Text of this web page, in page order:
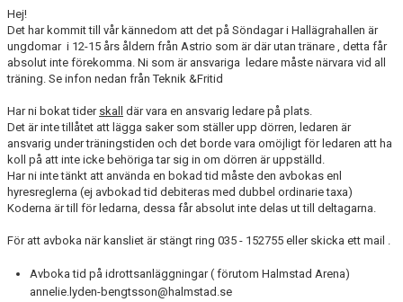
EKONOMIPOLICY
UTBILDNING
DOKUMENTBANK
LEDARGUIDER
FÖRSÄKRING FOLKSAM
Hej!
Det har kommit till vår kännedom att det på Söndagar i Hallägrahallen är
ungdomar i 12-15 års åldern från Astrio som är där utan tränare , detta får
absolut inte förekomma. Ni som är ansvariga ledare måste närvara vid all
träning. Se infon nedan från Teknik &Fritid
Har ni bokat tider skall
där vara en ansvarig ledare på plats.
Det är inte tillåtet att lägga saker som ställer upp dörren, ledaren är
ansvarig under träningstiden och det borde vara omöjligt för ledaren att ha
koll på att inte icke behöriga tar sig in om dörren är uppställd.
Har ni inte tänkt att använda en bokad tid måste den avbokas enl
hyresreglerna (ej avbokad tid debiteras med dubbel ordinarie taxa)
Koderna är till för ledarna, dessa får absolut inte delas ut till deltagarna.
För att avboka när kansliet är stängt ring 035 - 152755 eller skicka ett mail .
Avboka tid på idrottsanläggningar ( förutom Halmstad Arena)
annelie.lyden-bengtsson@halmstad.se